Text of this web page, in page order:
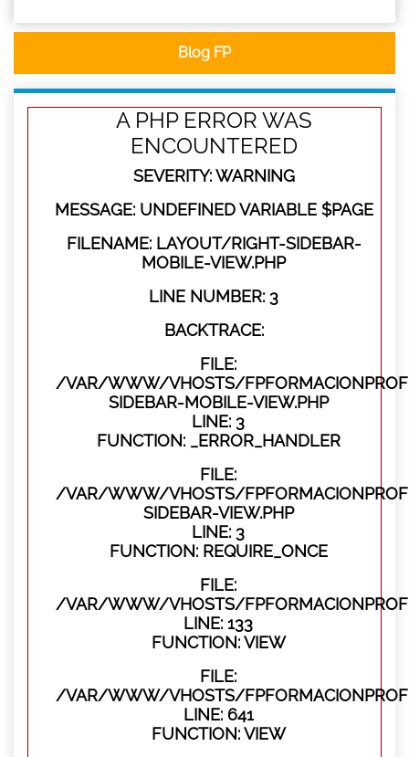
Blog FP
A PHP ERROR WAS
ENCOUNTERED
SEVERITY: WARNING
MESSAGE: UNDEFINED VARIABLE $PAGE
FILENAME: LAYOUT/RIGHT-SIDEBAR-
MOBILE-VIEW.PHP
LINE NUMBER: 3
BACKTRACE:
FILE:
/VAR/WWW/VHOSTS/
SIDEBAR-MOBILE-VIEW.PHP
LINE: 3
FUNCTION: _ERROR_HANDLER
FILE:
/VAR/WWW/VHOSTS/
SIDEBAR-VIEW.PHP
LINE: 3
FUNCTION: REQUIRE_ONCE
FILE:
/VAR/WWW/VHOSTS/
LINE: 133
FUNCTION: VIEW
FILE:
/VAR/WWW/VHOSTS/
LINE: 641
FUNCTION: VIEW